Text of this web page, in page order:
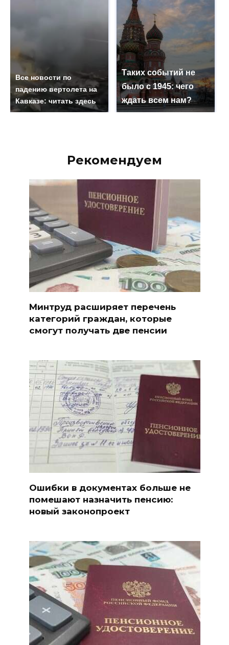
Все новости по
падению вертолета на
Кавказе: читать здесь
Таких событий не
было с 1945: чего
ждать всем нам?
Рекомендуем
Минтруд расширяет перечень
категорий граждан, которые
смогут получать две пенсии
Ошибки в документах больше не
помешают назначить пенсию:
новый законопроект